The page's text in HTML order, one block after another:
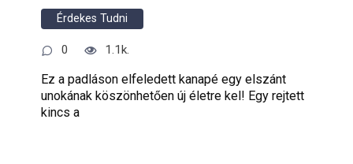
Érdekes Tudni
0 1.1k.
Ez a padláson elfeledett kanapé egy elszánt
unokának köszönhetően új életre kel! Egy rejtett
kincs a